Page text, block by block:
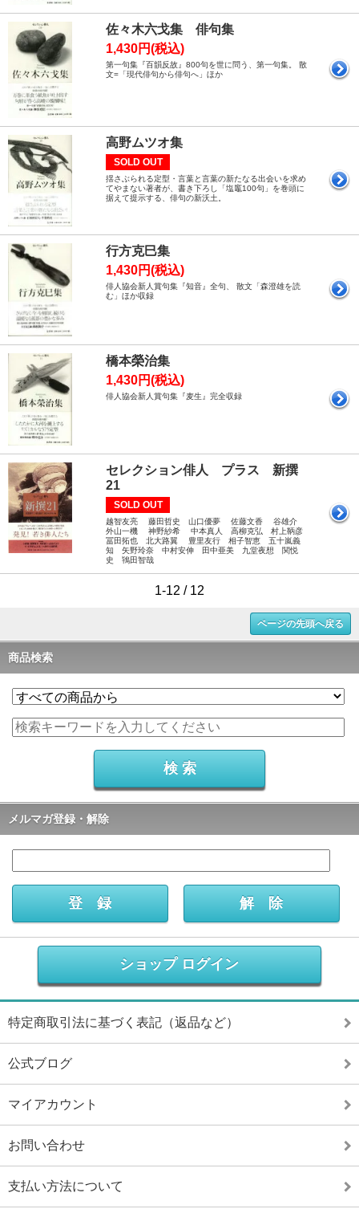
佐々木六戈集 俳句集
1,430円(税込)
第一句集『百韻反故』800句を世に問う、第一句集。 散
文=「現代俳句から俳句へ」ほか
高野ムツオ集
SOLD OUT
揺さぶられる定型・言葉と言葉の新たなる出会いを求め
てやまない著者が、書き下ろし「塩竈100句」を巻頭に
据えて提示する、俳句の新沃土。
行方克巳集
1,430円(税込)
俳人協会新人賞句集『知音』全句、 散文「森澄雄を読
む」ほか収録
橋本榮治集
1,430円(税込)
俳人協会新人賞句集『麦生』完全収録
セレクション俳人 プラス 新撰
21
SOLD OUT
越智友亮 藤田哲史 山口優夢 佐藤文香 谷雄介
外山一機 神野紗希 中本真人 高柳克弘 村上鞆彦
冨田拓也 北大路翼 豊里友行 相子智恵 五十嵐義
知 矢野玲奈 中村安伸 田中亜美 九堂夜想 関悦
史 鴇田智哉
1-12 / 12
ページの先頭へ戻る
商品検索
メルマガ登録・解除
ショップ ログイン
特定商取引法に基づく表記（返品など）
公式ブログ
マイアカウント
お問い合わせ
支払い方法について